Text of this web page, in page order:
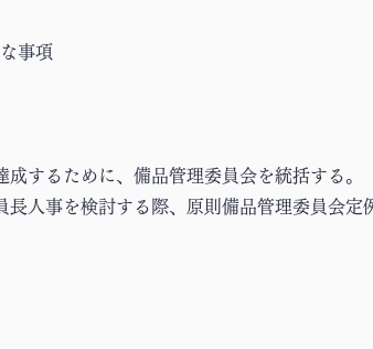
事項
するために、備品管理委員会を統括する。
人事を検討する際、原則備品管理委員会定